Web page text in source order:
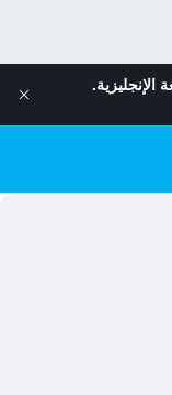
الإنجليزية.